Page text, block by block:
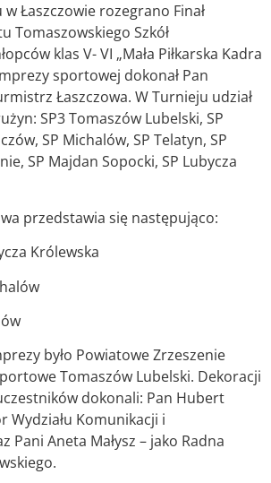
Łaszczowie rozegrano Finał
Tomaszowskiego Szkół
klas V- VI „Mała Piłkarska Kadra
sportowej dokonał Pan
Łaszczowa. W Turnieju udział
SP3 Tomaszów Lubelski, SP
SP Michalów, SP Telatyn, SP
SP Majdan Sopocki, SP Lubycza
przedstawia się następująco:
Królewska
było Powiatowe Zrzeszenie
Tomaszów Lubelski. Dekoracji
dokonali: Pan Hubert
Wydziału Komunikacji i
Pani Aneta Małysz – jako Radna